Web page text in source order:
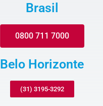
Brasil
0800 711 7000
Belo Horizonte
(31) 3195-3292